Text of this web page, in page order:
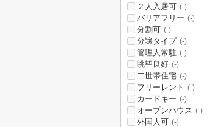
２人入居可 (-)
バリアフリー (-)
分割可 (-)
分譲タイプ (-)
管理人常駐 (-)
眺望良好 (-)
二世帯住宅 (-)
フリーレント (-)
カードキー (-)
オープンハウス (-)
外国人可 (-)